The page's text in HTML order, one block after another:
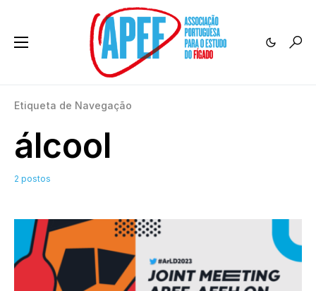
Etiqueta de Navegação
álcool
2 postos